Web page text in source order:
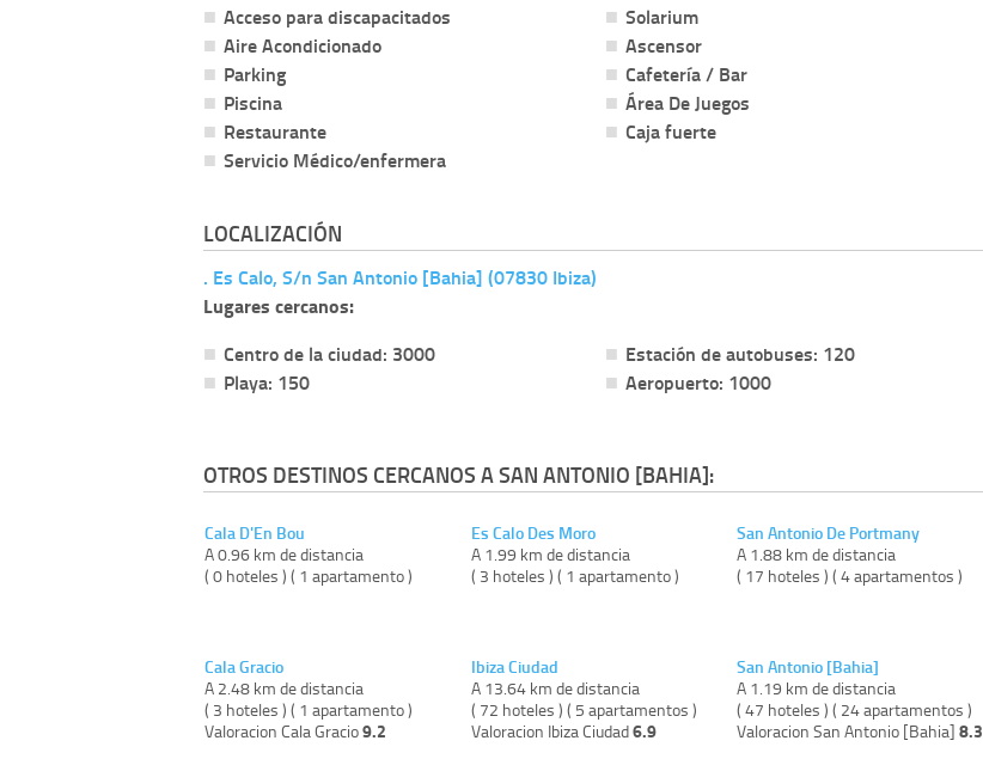
Acceso para discapacitados
Aire Acondicionado
Parking
Piscina
Restaurante
Servicio Médico/enfermera
Solarium
Ascensor
Cafetería / Bar
Área De Juegos
Caja fuerte
LOCALIZACIÓN
. Es Calo, S/n San Antonio [Bahia] (07830 Ibiza)
Lugares cercanos:
Centro de la ciudad: 3000
Playa: 150
Estación de autobuses: 120
Aeropuerto: 1000
OTROS DESTINOS CERCANOS A SAN ANTONIO [BAHIA]:
Cala D'En Bou
A 0.96 km de distancia
( 0 hoteles ) ( 1 apartamento )
Cala Gracio
A 2.48 km de distancia
( 3 hoteles ) ( 1 apartamento )
Valoracion Cala Gracio9.2
Es Calo Des Moro
A 1.99 km de distancia
( 3 hoteles ) ( 1 apartamento )
Ibiza Ciudad
A 13.64 km de distancia
( 72 hoteles ) ( 5 apartamentos )
Valoracion Ibiza Ciudad6.9
San Antonio De Portmany
A 1.88 km de distancia
( 17 hoteles ) ( 4 apartamentos )
San Antonio [Bahia]
A 1.19 km de distancia
( 47 hoteles ) ( 24 apartamentos )
Valoracion San Antonio [Bahia]8.3